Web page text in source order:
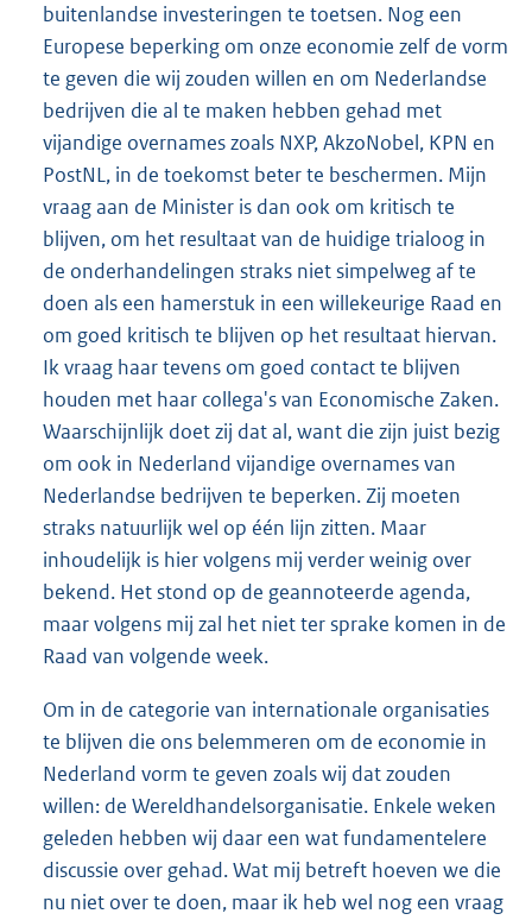
buitenlandse investeringen te toetsen. Nog een
Europese beperking om onze economie zelf de vorm
te geven die wij zouden willen en om Nederlandse
bedrijven die al te maken hebben gehad met
vijandige overnames zoals NXP, AkzoNobel, KPN en
PostNL, in de toekomst beter te beschermen. Mijn
vraag aan de Minister is dan ook om kritisch te
blijven, om het resultaat van de huidige trialoog in
de onderhandelingen straks niet simpelweg af te
doen als een hamerstuk in een willekeurige Raad en
om goed kritisch te blijven op het resultaat hiervan.
Ik vraag haar tevens om goed contact te blijven
houden met haar collega's van Economische Zaken.
Waarschijnlijk doet zij dat al, want die zijn juist bezig
om ook in Nederland vijandige overnames van
Nederlandse bedrijven te beperken. Zij moeten
straks natuurlijk wel op één lijn zitten. Maar
inhoudelijk is hier volgens mij verder weinig over
bekend. Het stond op de geannoteerde agenda,
maar volgens mij zal het niet ter sprake komen in de
Raad van volgende week.
Om in de categorie van internationale organisaties
te blijven die ons belemmeren om de economie in
Nederland vorm te geven zoals wij dat zouden
willen: de Wereldhandelsorganisatie. Enkele weken
geleden hebben wij daar een wat fundamentelere
discussie over gehad. Wat mij betreft hoeven we die
nu niet over te doen, maar ik heb wel nog een vraag